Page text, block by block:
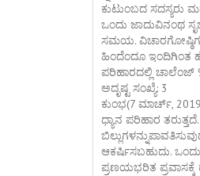
ಕುಟುಂಬದ ಸದಸ್ಯರು
ಒಂದು ಜಾದುವಿನಂಥ
ಸಮಯ.
ಹಿಂದೆಂದೂ ಇಂದಿಗಿಂತ
ಪರಿಹಾರದಲ್ಲಿ ಚಾಲೆಂಜ್
ಅದೃಷ್ಟ ಸಂಖ್ಯೆ: 3
ಕುಂಭ(7 ಮಾರ್ಚ್,
ಧ್ಯಾನ ಪರಿಹಾರ
ಆಕರ್ಷಿಸಬಹುದು. ಒಂದು
ಪ್ರಣಯಭರಿತ